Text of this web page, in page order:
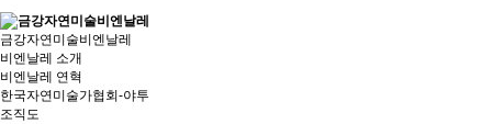
금강자연미술비엔날레
비엔날레 소개
비엔날레 연혁
한국자연미술가협회-야투
조직도